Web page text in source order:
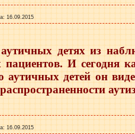
16.09.2015
детях из
И сегодня
аутичных детей он
16.09.2015